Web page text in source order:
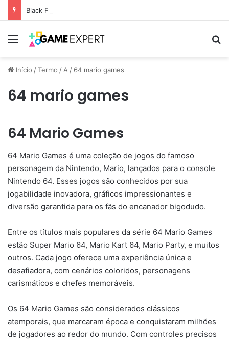
Black Friday: descontos incríveis em eletrônicos
Menu
Início /Termo / A / 64 mario games
64 mario games
64 Mario Games
64 Mario Games é uma coleção de jogos do famoso
personagem da Nintendo, Mario, lançados para o console
Nintendo 64. Esses jogos são conhecidos por sua
jogabilidade inovadora, gráficos impressionantes e
diversão garantida para os fãs do encanador bigodudo.
Entre os títulos mais populares da série 64 Mario Games
estão Super Mario 64, Mario Kart 64, Mario Party, e muitos
outros. Cada jogo oferece uma experiência única e
desafiadora, com cenários coloridos, personagens
carismáticos e chefes memoráveis.
Os 64 Mario Games são considerados clássicos
atemporais, que marcaram época e conquistaram milhões
de jogadores ao redor do mundo. Com controles precisos